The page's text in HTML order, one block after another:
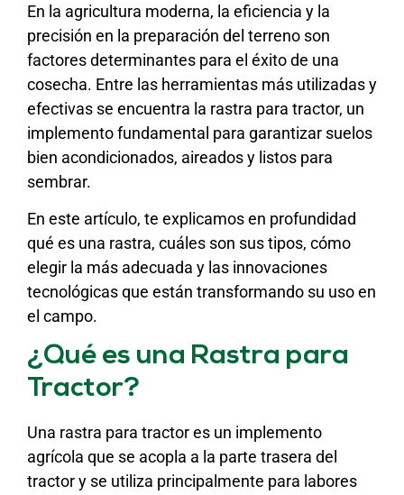
En la agricultura moderna, la eficiencia y la
precisión en la preparación del terreno son
factores determinantes para el éxito de una
cosecha. Entre las herramientas más utilizadas y
efectivas se encuentra la rastra para tractor, un
implemento fundamental para garantizar suelos
bien acondicionados, aireados y listos para
sembrar.
En este artículo, te explicamos en profundidad
qué es una rastra, cuáles son sus tipos, cómo
elegir la más adecuada y las innovaciones
tecnológicas que están transformando su uso en
el campo.
¿Qué es una Rastra para
Tractor?
Una rastra para tractor es un implemento
agrícola que se acopla a la parte trasera del
tractor y se utiliza principalmente para labores